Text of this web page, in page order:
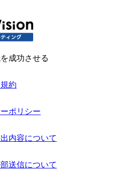
成功させる
約
ポリシー
内容について
送信について